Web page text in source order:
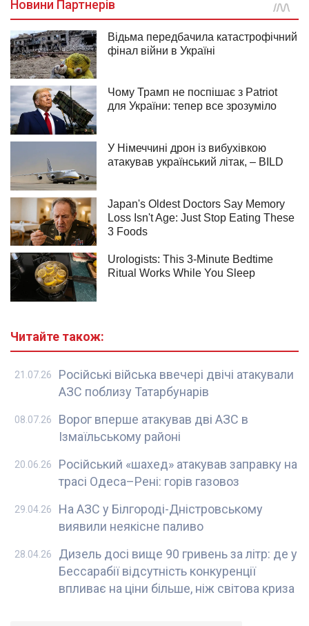
Читайте також:
Російські війська ввечері двічі атакували
АЗС поблизу Татарбунарів
21.07.26
Ворог вперше атакував дві АЗС в
Ізмаїльському районі
08.07.26
Російський «шахед» атакував заправку на
трасі Одеса–Рені: горів газовоз
20.06.26
На АЗС у Білгороді-Дністровському
виявили неякісне паливо
29.04.26
Дизель досі вище 90 гривень за літр: де у
Бессарабії відсутність конкуренції
впливає на ціни більше, ніж світова криза
28.04.26